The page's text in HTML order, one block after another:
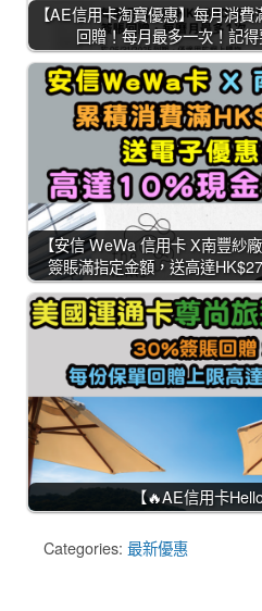
【AE信用卡淘寶優惠】每月消
回贈！每月最多一次！記得
【安信 WeWa 信用卡 X南豐紗
簽賬滿指定金額，送高達
【🔥AE信用卡
Categories: 最新優惠